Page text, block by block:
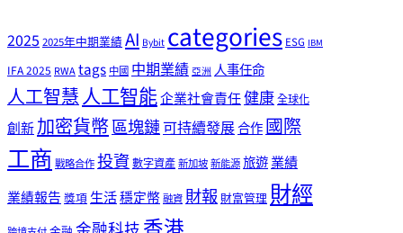
2025 2025年中期業績AI Bybitcategories ESG IBM
IFA 2025 RWAtags 中國 中期業績 亞洲 人事任命
人工智慧人工智能企業社會責任健康全球化
創新加密貨幣區塊鏈可持續發展合作國際
工商 戰略合作投資數字資產新加坡新能源旅遊業績
業績報告 獎項生活穩定幣融資 財報 財富管理 財經